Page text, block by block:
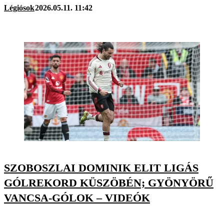
Légiósok2026.05.11. 11:42
SZOBOSZLAI DOMINIK ELIT LIGÁS
GÓLREKORD KÜSZÖBÉN; GYÖNYÖRŰ
VANCSA-GÓLOK – VIDEÓK